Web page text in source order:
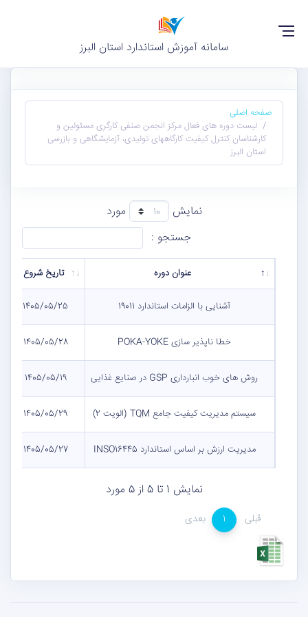
سامانه آموزش استاندارد استان البرز
صفحه اصلی
لیست دوره های فعال مرکز انجمن صنفی کارگری مسئولین و
کارشناسان کنترل کیفیت کارگاههای تولیدی، آزمایشگاهی و بازرسی
استان البرز
نمایش
مورد
جستجو :
عنوان دوره تاریخ شروع
آشنایی با الزامات استاندارد 19011 1405/05/25
خطا ناپذیر سازی POKA-YOKE 1405/05/28
روش های خوب انبارداری GSP در صنایع غذایی 1405/05/19
سیستم مدیریت کیفیت جامع TQM (الویت 2) 1405/05/29
مدیریت ارزش بر اساس استاندارد INSO16445 1405/05/27
نمایش 1 تا 5 از 5 مورد
قبلی 1 بعدی